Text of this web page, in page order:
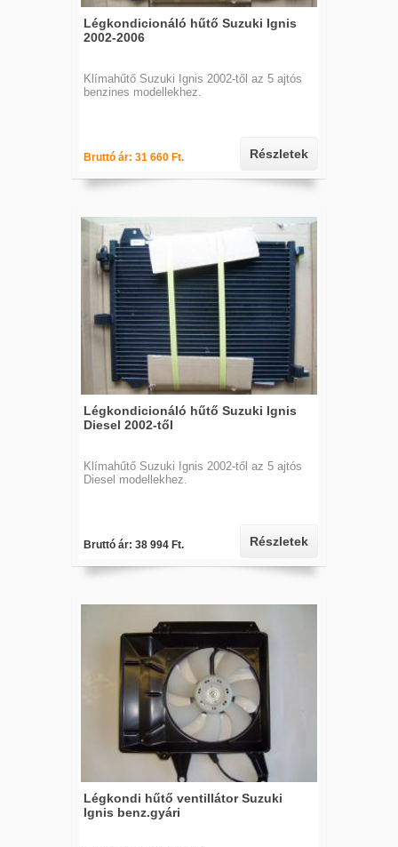
Légkondicionáló hűtő Suzuki Ignis
2002-2006
Klímahűtő Suzuki Ignis 2002-től az 5 ajtós
benzines modellekhez.
Bruttó ár: 31 660 Ft. Részletek
Légkondicionáló hűtő Suzuki Ignis
Diesel 2002-től
Klímahűtő Suzuki Ignis 2002-től az 5 ajtós
Diesel modellekhez.
Bruttó ár: 38 994 Ft. Részletek
Légkondi hűtő ventillátor Suzuki
Ignis benz.gyári